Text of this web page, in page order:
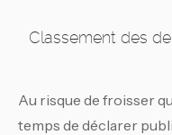
Classement des
Au risque de froisser
temps de déclarer